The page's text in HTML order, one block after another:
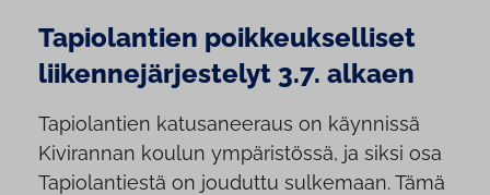
Tapiolantien poikkeukselliset
liikennejärjestelyt 3.7. alkaen
Tapiolantien katusaneeraus on käynnissä
Kivirannan koulun ympäristössä, ja siksi osa
Tapiolantiestä on jouduttu sulkemaan. Tämä